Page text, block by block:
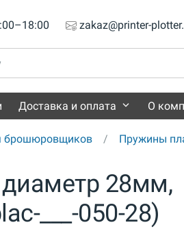
zakaz@printer-
Доставка и оплата О
брошюровщиков Пружины
28мм,
___-050-28)